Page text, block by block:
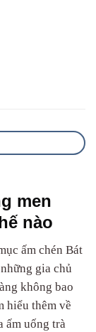
men
nào
ấm chén Bát
gia chủ
không bao
hiểu thêm về
ấm uống trà